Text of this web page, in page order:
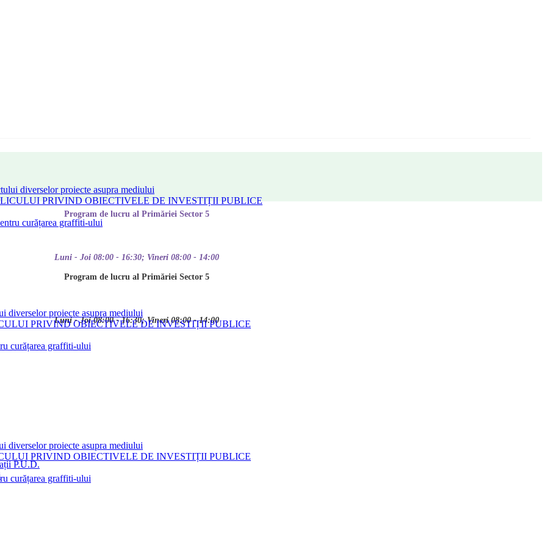
diverselor proiecte asupra mediului
PRIVIND OBIECTIVELE DE INVESTIȚII PUBLICE
curățarea graffiti-ului
P.U.D.
Program de lucru al Primăriei Sector 5
Luni - Joi 08:00 - 16:30; Vineri 08:00 - 14:00
Program de lucru al Primăriei Sector 5
Luni - Joi 08:00 - 16:30; Vineri 08:00 - 14:00
diverselor proiecte asupra mediului
PRIVIND OBIECTIVELE DE INVESTIȚII PUBLICE
curățarea graffiti-ului
diverselor proiecte asupra mediului
PRIVIND OBIECTIVELE DE INVESTIȚII PUBLICE
curățarea graffiti-ului